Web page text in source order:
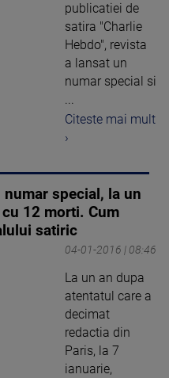
publicatiei de
satira "Charlie
Hebdo", revista
a lansat un
numar special si
...
Citeste mai mult
›
special, la un
12 morti. Cum
satiric
04-01-2016 | 08:46
La un an dupa
atentatul care a
decimat
redactia din
Paris, la 7
ianuarie,